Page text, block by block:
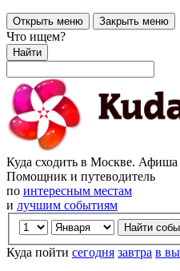
Открыть меню Закрыть меню
Что ищем?
Найти
Куда сходить в Москве. Афиша
Помощник и путеводитель
по интересным местам
и лучшим событиям
Куда пойти сегодня завтра в